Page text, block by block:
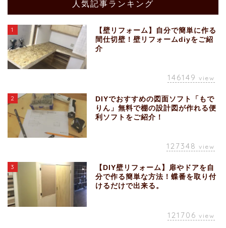
人気記事ランキング
1
【壁リフォーム】自分で簡単に作る
間仕切壁！壁リフォームdiyをご紹
介
146149 view
2
DIYでおすすめの図面ソフト「もで
りん」無料で棚の設計図が作れる便
利ソフトをご紹介！
127348 view
3
【DIY壁リフォーム】扉やドアを自
分で作る簡単な方法！蝶番を取り付
けるだけで出来る。
121706 view